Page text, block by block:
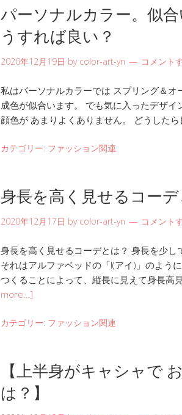
パーソナルカラー。似
うすれば良い？
2020年12月19日 by color-art-yn コメント
私はパーソナルカラーでは スプリング＆
成色が似合います。 でも気に入ったデザ
顔色が あまりよくありません。 どうした
カテゴリー: ファッション関連
身長を高く見せるコーデ
2020年12月17日 by color-art-yn コメント
身長を高く見せるコーデとは？ 身長を少し
それはアルファベッドの「I(アイ)」のよう
つくることによって、縦長に見えて身長高
more…]
カテゴリー: ファッション関連
【上半身がキャシャで
は？】